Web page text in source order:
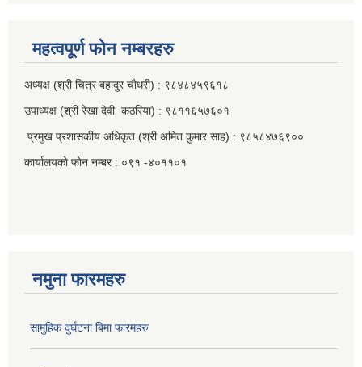
महत्वपूर्ण फाेन नम्बरहरु
अध्यक्ष (श्री चित्र बहादुर चाैधरी) : ९८४८४५९६१८
उपाध्यक्ष (श्री रेखा देवी कठरिया) : ९८११६५७६०१
प्रमुख प्रशासकीय अधिकृत (श्री अमित कुमार साह) : ९८५८४७६९००
कार्यालयकाे फाेन नम्बर : ०९१ -४०११०१
नमुना फारमहरु
सामुहिक दुर्घटना बिमा फारमहरु